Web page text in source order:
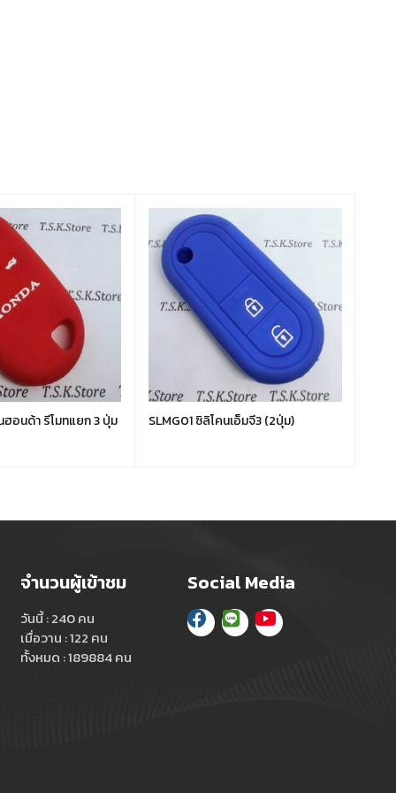
ฮอนด้า รีโมทแยก 3 ปุ่ม SLMG01 ซิลิโคนเอ็มจี3 (2ปุ่ม)
จำนวนผู้เข้าชม
วันนี้ : 240 คน
เมื่อวาน : 122 คน
ทั้งหมด : 189884 คน
Social Media